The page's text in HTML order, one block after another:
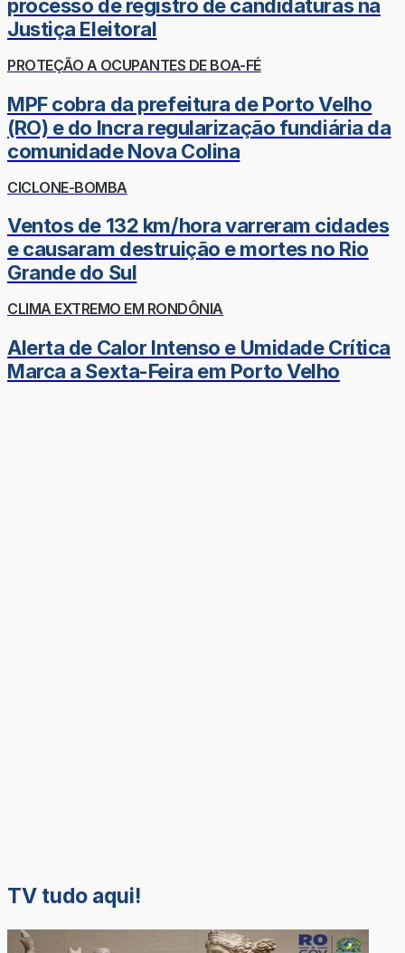
processo de registro de candidaturas na
Justiça Eleitoral
PROTEÇÃO A OCUPANTES DE BOA-FÉ
MPF cobra da prefeitura de Porto Velho
(RO) e do Incra regularização fundiária da
comunidade Nova Colina
CICLONE-BOMBA
Ventos de 132 km/hora varreram cidades
e causaram destruição e mortes no Rio
Grande do Sul
CLIMA EXTREMO EM RONDÔNIA
Alerta de Calor Intenso e Umidade Crítica
Marca a Sexta-Feira em Porto Velho
TV tudo aqui!